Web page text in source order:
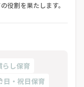
役割を果たします。
らし保育
日・祝日保育